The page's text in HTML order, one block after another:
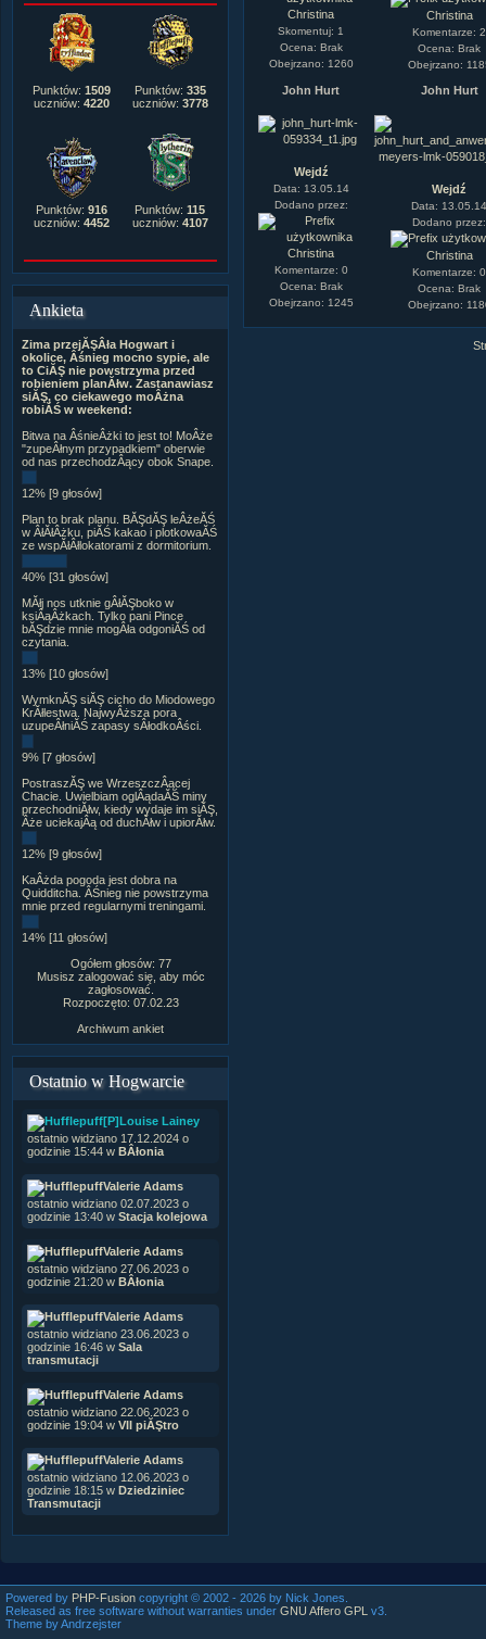
Punktów: 1509
uczniów: 4220
Punktów: 335
uczniów: 3778
Punktów: 916
uczniów: 4452
Punktów: 115
uczniów: 4107
Ankieta
Zima przejĂŞÂła Hogwart i
okolice, Âśnieg mocno sypie, ale
to CiĂŞ nie powstrzyma przed
robieniem planĂłw. Zastanawiasz
siĂŞ, co ciekawego moÂżna
robiĂŚ w weekend:
Bitwa na ÂśnieÂżki to jest to! MoÂże
"zupeÂłnym przypadkiem" oberwie
od nas przechodzÂący obok Snape.
12% [9 głosów]
Plan to brak planu. BĂŞdĂŞ leÂżeĂŚ
w ÂłĂłÂżku, piĂŚ kakao i plotkowaĂŚ
ze wspĂłÂłlokatorami z dormitorium.
40% [31 głosów]
MĂłj nos utknie gÂłĂŞboko w
ksiÂąÂżkach. Tylko pani Pince
bĂŞdzie mnie mogÂła odgoniĂŚ od
czytania.
13% [10 głosów]
WymknĂŞ siĂŞ cicho do Miodowego
KrĂłlestwa. NajwyÂższa pora
uzupeÂłniĂŚ zapasy sÂłodkoÂści.
9% [7 głosów]
PostraszĂŞ we WrzeszczÂącej
Chacie. Uwielbiam oglÂądaĂŚ miny
przechodniĂłw, kiedy wydaje im siĂŞ,
Âże uciekajÂą od duchĂłw i upiorĂłw.
12% [9 głosów]
KaÂżda pogoda jest dobra na
Quidditcha. ÂŚnieg nie powstrzyma
mnie przed regularnymi treningami.
14% [11 głosów]
Ogółem głosów: 77
Musisz zalogować się, aby móc
zagłosować.
Rozpoczęto: 07.02.23
Archiwum ankiet
Ostatnio w Hogwarcie
[P]Louise Lainey
ostatnio widziano 17.12.2024 o
godzinie 15:44 w BÂłonia
Valerie Adams
ostatnio widziano 02.07.2023 o
godzinie 13:40 w Stacja kolejowa
Valerie Adams
ostatnio widziano 27.06.2023 o
godzinie 21:20 w BÂłonia
Valerie Adams
ostatnio widziano 23.06.2023 o
godzinie 16:46 w Sala
transmutacji
Valerie Adams
ostatnio widziano 22.06.2023 o
godzinie 19:04 w VII piĂŞtro
Valerie Adams
ostatnio widziano 12.06.2023 o
godzinie 18:15 w Dziedziniec
Transmutacji
Christina
Skomentuj: 1
Ocena: Brak
Obejrzano: 1260
Christina
Komentarze: 2
Ocena: Brak
Obejrzano:
John Hurt
Wejdź
Data: 13.05.14
Dodano przez:
Christina
Komentarze: 0
Ocena: Brak
Obejrzano: 1245
John Hurt
Wejdź
Data:
Dodano przez:
Christina
Komentarze: 0
Ocena: Brak
Obejrzano:
Powered by PHP-Fusion copyright © 2002 - 2026 by Nick Jones.
Released as free software without warranties under GNU Affero GPL
v3.
Theme by Andrzejster